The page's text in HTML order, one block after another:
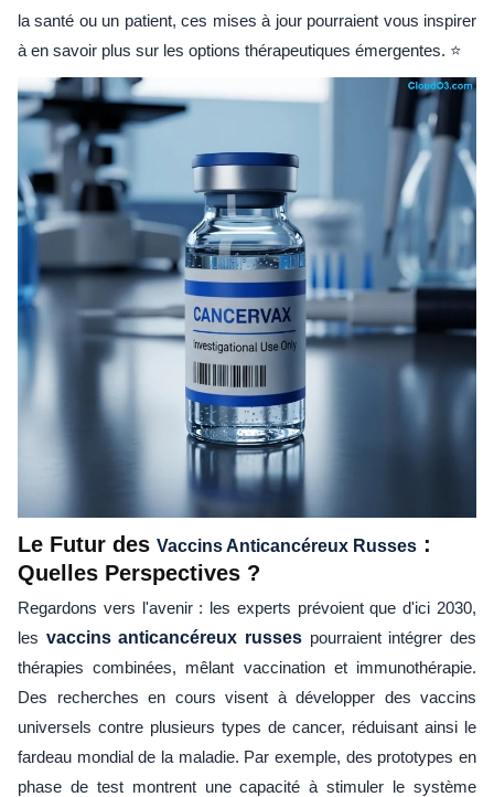
la santé ou un patient, ces mises à jour pourraient vous inspirer
à en savoir plus sur les options thérapeutiques émergentes. ⭐
Le Futur des Vaccins Anticancéreux Russes :
Quelles Perspectives ?
Regardons vers l'avenir : les experts prévoient que d'ici 2030,
les vaccins anticancéreux russes pourraient intégrer des
thérapies combinées, mêlant vaccination et immunothérapie.
Des recherches en cours visent à développer des vaccins
universels contre plusieurs types de cancer, réduisant ainsi le
fardeau mondial de la maladie. Par exemple, des prototypes en
phase de test montrent une capacité à stimuler le système